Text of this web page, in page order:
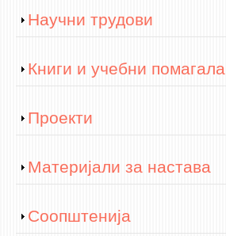
Show
Научни трудови
Show
Книги и учебни помагала
Show
Проекти
Show
Материјали за настава
Show
Соопштенија